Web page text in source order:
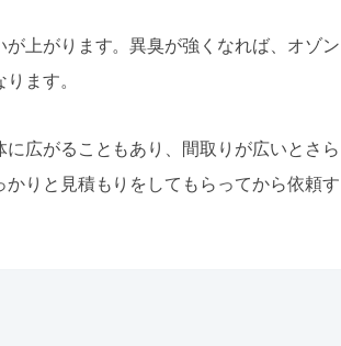
上がります。異臭が強くなれば、オゾン
ます。
広がることもあり、間取りが広いとさら
りと見積もりをしてもらってから依頼す